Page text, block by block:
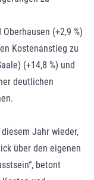
(+2,9 %)
Kostenanstieg zu
(+14,8 %) und
deutlichen
Jahr wieder,
über den eigenen
betont